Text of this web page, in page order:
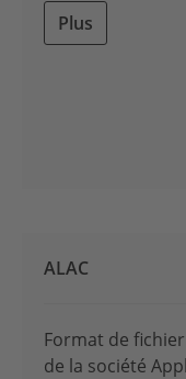
Plus
ALAC
Format de
de la société